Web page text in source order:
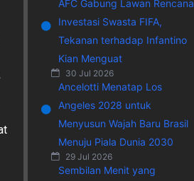
AFC Gabung Lawan Rencana
Investasi Swasta FIFA,
Tekanan terhadap Infantino
Kian Menguat
30 Jul 2026
Ancelotti Menatap Los
Angeles 2028 untuk
Menyusun Wajah Baru Brasil
Menuju Piala Dunia 2030
29 Jul 2026
Sembilan Menit yang